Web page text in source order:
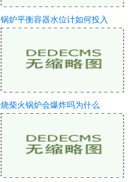
锅炉平衡容器水位计如何投入
烧柴火锅炉会爆炸吗为什么